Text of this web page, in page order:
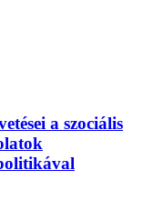
a szociális